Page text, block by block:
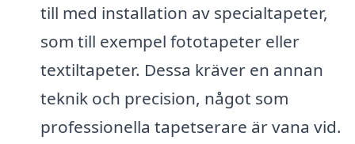
till med installation av specialtapeter,
som till exempel fototapeter eller
textiltapeter. Dessa kräver en annan
teknik och precision, något som
professionella tapetserare är vana vid.